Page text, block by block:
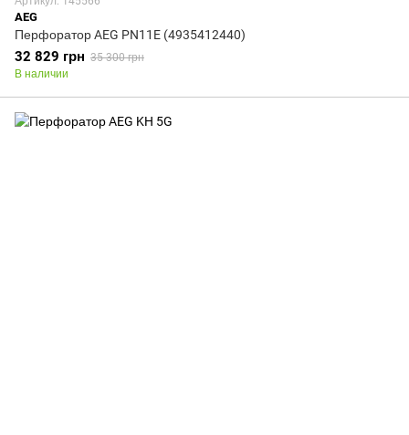
AEG
Перфоратор AEG PN11E (4935412440)
32 829 грн 35 300 грн
В наличии